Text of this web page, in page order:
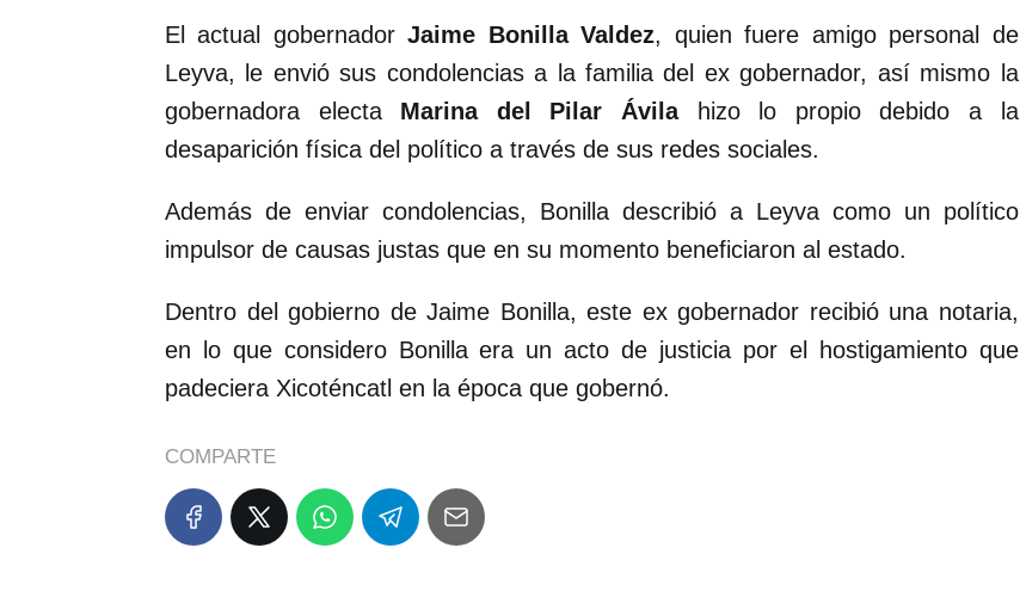
El actual gobernadorJaime Bonilla Valdez, quien fuere amigo personal de
Leyva, le envió sus condolencias a la familia del ex gobernador, así mismo la
gobernadora electa Marina del Pilar Ávilahizo lo propio debido a la
desaparición física del político a través de sus redes sociales.
Además de enviar condolencias, Bonilla describió a Leyva como un político
impulsor de causas justas que en su momento beneficiaron al estado.
Dentro del gobierno de Jaime Bonilla, este ex gobernador recibió una notaria,
en lo que considero Bonilla era un acto de justicia por el hostigamiento que
padeciera Xicoténcatl en la época que gobernó.
COMPARTE